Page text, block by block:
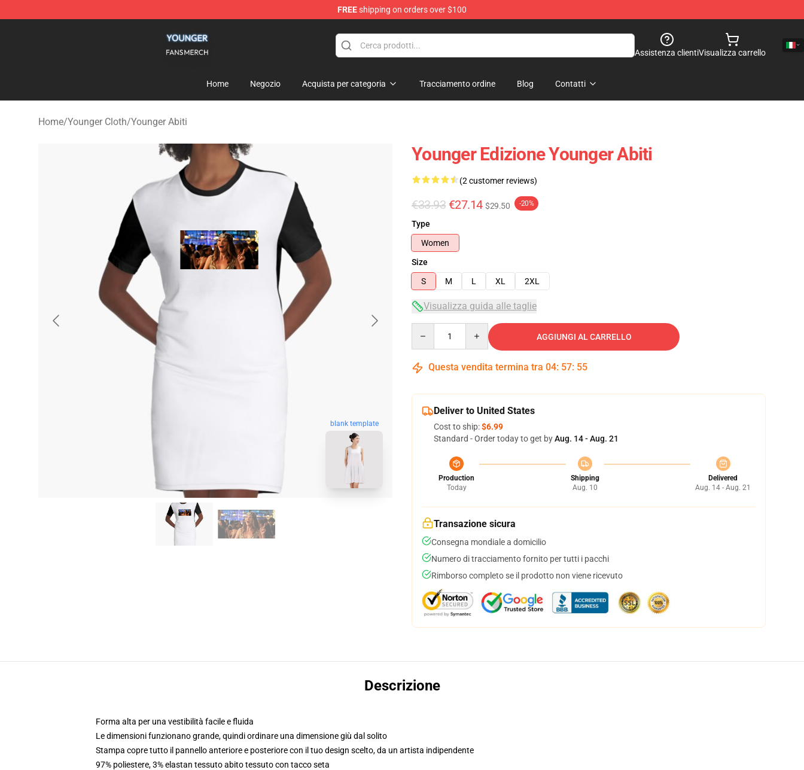
FREEshipping on orders over $100
Assistenza clientiVisualizza carrello
Home Negozio Acquista per categoria Tracciamento ordine Blog Contatti
Home/Younger Cloth/Younger Abiti
blank template
Younger Edizione Younger Abiti
(2 customer reviews)
€33.93 €27.14 $29.50 -20%
Type
Women
Size
S
M L XL 2XL
Visualizza guida alle taglie
AGGIUNGI AL CARRELLO
Questa vendita termina tra 04: 57: 54
Deliver to United States
Cost to ship:$6.99
Standard - Order today to get byAug. 14 - Aug. 21
Production
Today
Shipping
Aug. 10
Delivered
Aug. 14 - Aug. 21
Transazione sicura
Consegna mondiale a domicilio
Numero di tracciamento fornito per tutti i pacchi
Rimborso completo se il prodotto non viene ricevuto
Descrizione
Forma alta per una vestibilità facile e fluida
Le dimensioni funzionano grande, quindi ordinare una dimensione giù dal solito
Stampa copre tutto il pannello anteriore e posteriore con il tuo design scelto, da un artista indipendente
97% poliestere, 3% elastan tessuto abito tessuto con tacco seta